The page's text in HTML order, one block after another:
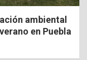
ambiental
en Puebla